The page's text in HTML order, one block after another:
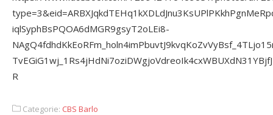
iqlSyphBsPQOA6dMGR9gsyT2oLEi8-
R
Categorie: CBS Barlo